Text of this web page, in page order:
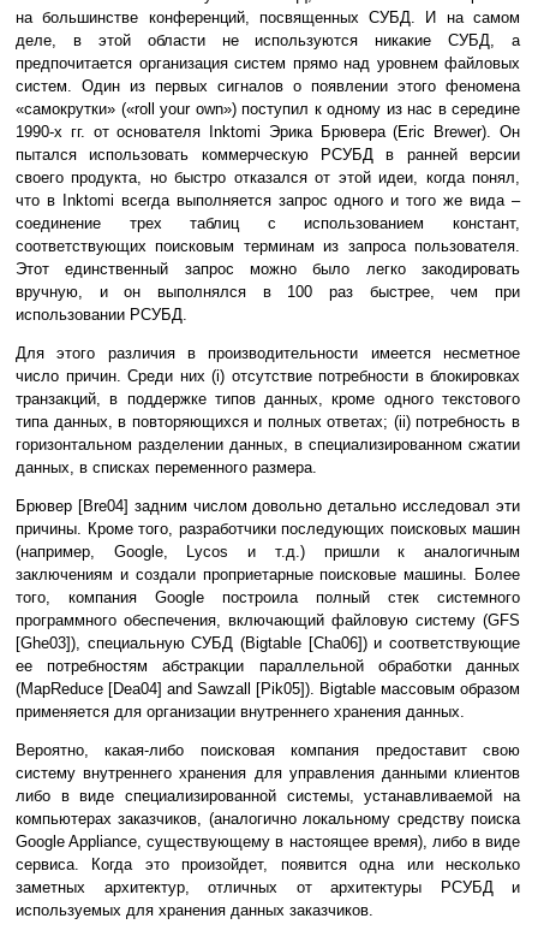
на большинстве конференций, посвященных СУБД. И на самом
деле, в этой области не используются никакие СУБД, а
предпочитается организация систем прямо над уровнем файловых
систем. Один из первых сигналов о появлении этого феномена
«самокрутки» («roll your own») поступил к одному из нас в середине
1990-х гг. от основателя Inktomi Эрика Брювера (Eric Brewer). Он
пытался использовать коммерческую РСУБД в ранней версии
своего продукта, но быстро отказался от этой идеи, когда понял,
что в Inktomi всегда выполняется запрос одного и того же вида –
соединение трех таблиц с использованием констант,
соответствующих поисковым терминам из запроса пользователя.
Этот единственный запрос можно было легко закодировать
вручную, и он выполнялся в 100 раз быстрее, чем при
использовании РСУБД.
Для этого различия в производительности имеется несметное
число причин. Среди них (i) отсутствие потребности в блокировках
транзакций, в поддержке типов данных, кроме одного текстового
типа данных, в повторяющихся и полных ответах; (ii) потребность в
горизонтальном разделении данных, в специализированном сжатии
данных, в списках переменного размера.
Брювер [Bre04] задним числом довольно детально исследовал эти
причины. Кроме того, разработчики последующих поисковых машин
(например, Google, Lycos и т.д.) пришли к аналогичным
заключениям и создали проприетарные поисковые машины. Более
того, компания Google построила полный стек системного
программного обеспечения, включающий файловую систему (GFS
[Ghe03]), специальную СУБД (Bigtable [Cha06]) и соответствующие
ее потребностям абстракции параллельной обработки данных
(MapReduce [Dea04] and Sawzall [Pik05]). Bigtable массовым образом
применяется для организации внутреннего хранения данных.
Вероятно, какая-либо поисковая компания предоставит свою
систему внутреннего хранения для управления данными клиентов
либо в виде специализированной системы, устанавливаемой на
компьютерах заказчиков, (аналогично локальному средству поиска
Google Appliance, существующему в настоящее время), либо в виде
сервиса. Когда это произойдет, появится одна или несколько
заметных архитектур, отличных от архитектуры РСУБД и
используемых для хранения данных заказчиков.